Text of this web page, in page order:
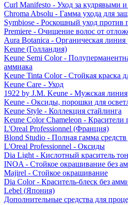
Curl Manifesto - Уход за кудрявыми
Chroma Absolu - Гамма ухода для
Symbiose - Роскошный уход против
Premiere - Очищение волос от
Aura Botanica - Органическая линия
Keune (Голландия)
Keune Semi Color -
аммиака
Keune Tinta Color - Стойкая краска
Keune Care - Уход
1922 by J.M. Keune - Мужская линия
Keune - Оксиды, порошки для
Keune Style - Коллекция стайлинга
Keune Color Chameleon - Красители
L'Oreal Professionnel (Франция)
Blond Studio - Полная гамма
L'Oreal Professionnel - Оксиды
Dia Light - Кислотный краситель
INOA - Стойкое окрашивание без
Majirel - Стойкое окрашивание
Dia Color - Краситель-блеск без
Lebel (Япония)
Дополнительные средства для